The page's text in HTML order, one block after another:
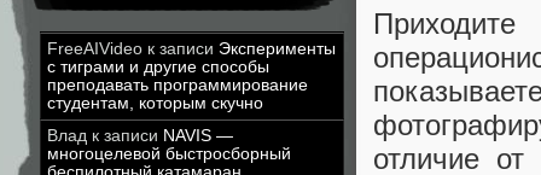
FreeAIVideo к записи Эксперименты
с тиграми и другие способы
преподавать программирование
студентам, которым скучно
Влад к записи NAVIS —
многоцелевой быстросборный
отличие